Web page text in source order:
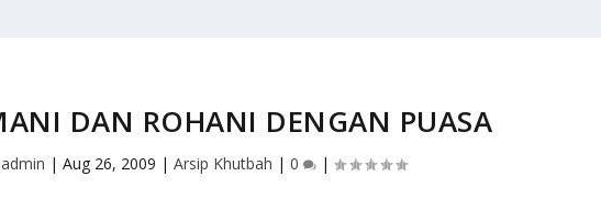
DAN ROHANI DENGAN PUASA
admin | Aug 26, 2009 | Arsip Khutbah | 0 |